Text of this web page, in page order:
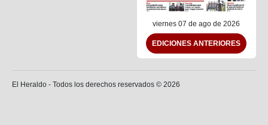
viernes 07 de ago de 2026
EDICIONES ANTERIORES
El Heraldo - Todos los derechos reservados © 2026